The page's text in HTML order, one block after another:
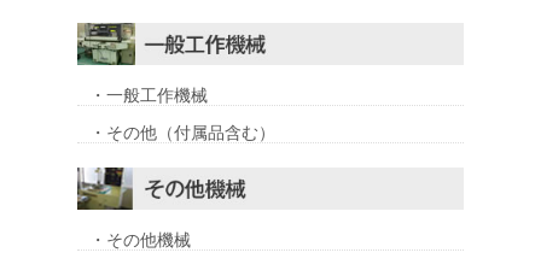
・一般工作機械
・その他（付属品含む）
・その他機械